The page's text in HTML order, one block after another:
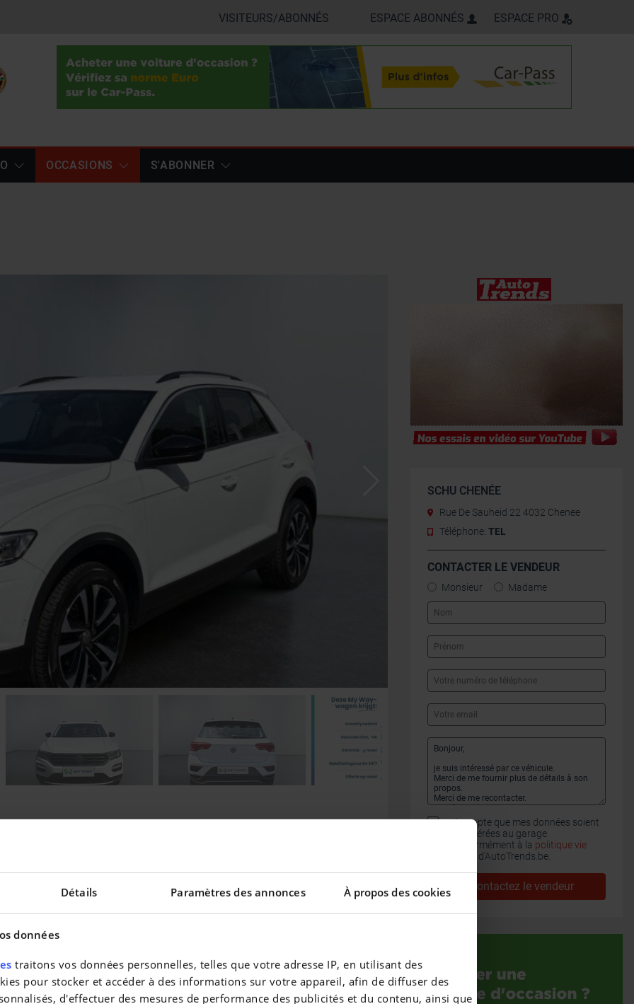
Détails Paramètres des annonces À propos des cookies
données
traitons vos données personnelles, telles que votre adresse IP, en utilisant des
pour stocker et accéder à des informations sur votre appareil, afin de diffuser des
d'effectuer des mesures de performance des publicités et du contenu, ainsi que
VISITEURS/ABONNÉS ESPACE ABONNÉS ESPACE PRO
OCCASIONS S'ABONNER
taux !
CARBURANT
SCHU CHENÉE
Rue De Sauheid 22 4032 Chenee
Téléphone: TEL
CONTACTER LE VENDEUR
Monsieur Madame
J'accepte que mes données soient
transférées au garage
conformément à la politique vie
d’AutoTrends.be.
Contactez le vendeur